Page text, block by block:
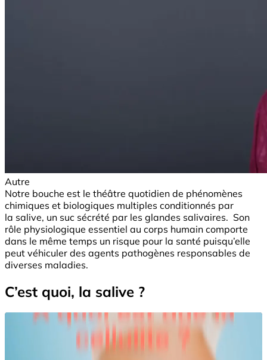
Autre
Notre bouche est le théâtre quotidien de phénomènes
chimiques et biologiques multiples conditionnés par
la salive, un suc sécrété par les glandes salivaires. Son
rôle physiologique essentiel au corps humain comporte
dans le même temps un risque pour la santé puisqu’elle
peut véhiculer des agents pathogènes responsables de
diverses maladies.
C’est quoi, la salive ?